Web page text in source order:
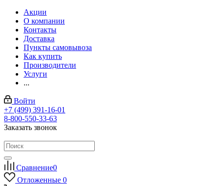
Акции
О компании
Контакты
Доставка
Пункты самовывоза
Как купить
Производители
Услуги
...
Войти
+7 (499) 391-16-01
8-800-550-33-63
Заказать звонок
Сравнение0
Отложенные 0